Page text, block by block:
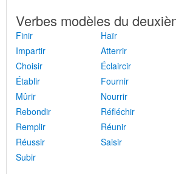
Verbes modèles du
Finir
Haïr
Impartir
Atterrir
Choisir
Éclaircir
Établir
Fournir
Mûrir
Nourrir
Rebondir
Réfléchir
Remplir
Réunir
Réussir
Saisir
Subir